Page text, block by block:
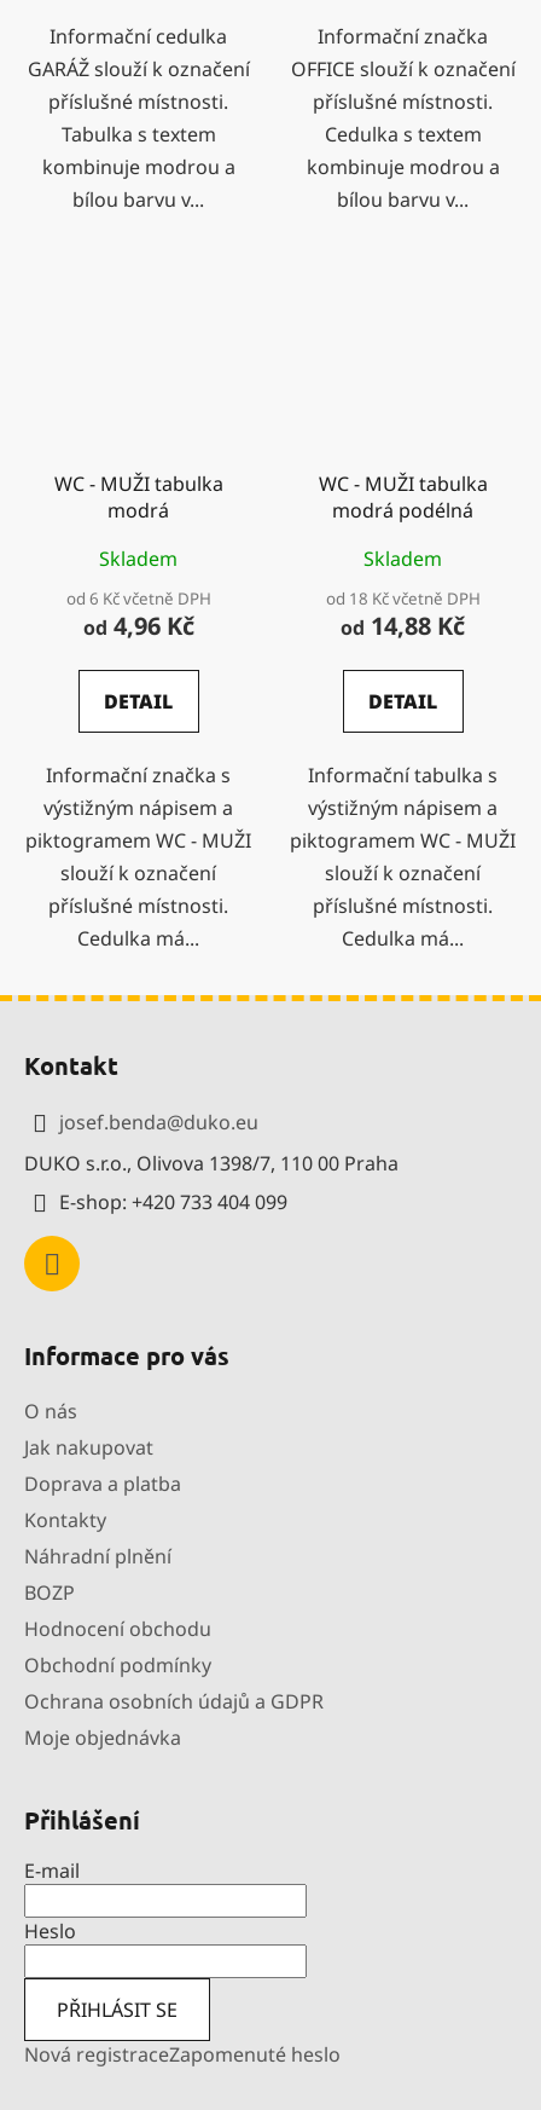
Informační cedulka
GARÁŽ slouží k označení
příslušné místnosti.
Tabulka s textem
kombinuje modrou a
bílou barvu v...
Informační značka
OFFICE slouží k označení
příslušné místnosti.
Cedulka s textem
kombinuje modrou a
bílou barvu v...
WC - MUŽI tabulka
modrá
Skladem
od 6 Kč včetně DPH
od 4,96 Kč
DETAIL
Informační značka s
výstižným nápisem a
piktogramem WC - MUŽI
slouží k označení
příslušné místnosti.
Cedulka má...
WC - MUŽI tabulka
modrá podélná
Skladem
od 18 Kč včetně DPH
od 14,88 Kč
DETAIL
Informační tabulka s
výstižným nápisem a
piktogramem WC - MUŽI
slouží k označení
příslušné místnosti.
Cedulka má...
Kontakt
josef.benda@duko.eu
DUKO s.r.o., Olivova 1398/7, 110 00 Praha
E-shop: +420 733 404 099
Informace pro vás
O nás
Jak nakupovat
Doprava a platba
Kontakty
Náhradní plnění
BOZP
Hodnocení obchodu
Obchodní podmínky
Ochrana osobních údajů a GDPR
Moje objednávka
Přihlášení
E-mail
Heslo
PŘIHLÁSIT SE
Nová registraceZapomenuté heslo